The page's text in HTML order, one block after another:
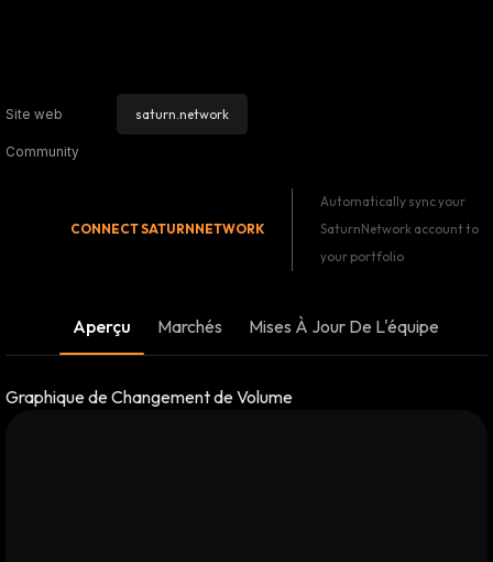
Site web saturn.network
Community
CONNECTSATURNNETWORK
Automatically sync your
SaturnNetwork account to
your portfolio
Aperçu Marchés Mises À Jour De L'équipe
Graphique de Changement de Volume